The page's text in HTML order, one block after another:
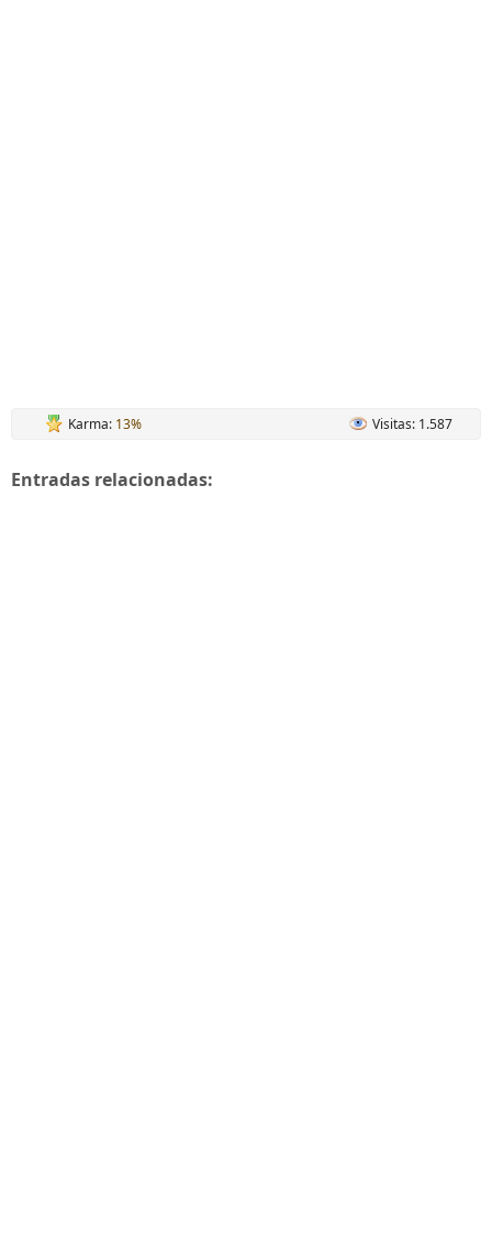
Karma: 13% Visitas: 1.587
Entradas relacionadas: